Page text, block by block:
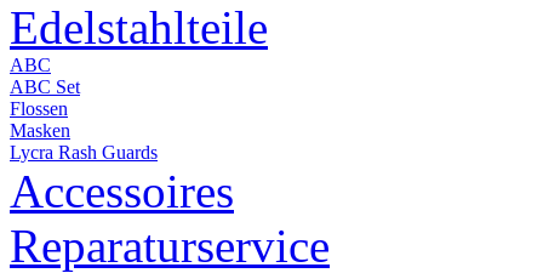
Edelstahlteile
ABC
ABC Set
Flossen
Masken
Lycra Rash Guards
Accessoires
Reparaturservice